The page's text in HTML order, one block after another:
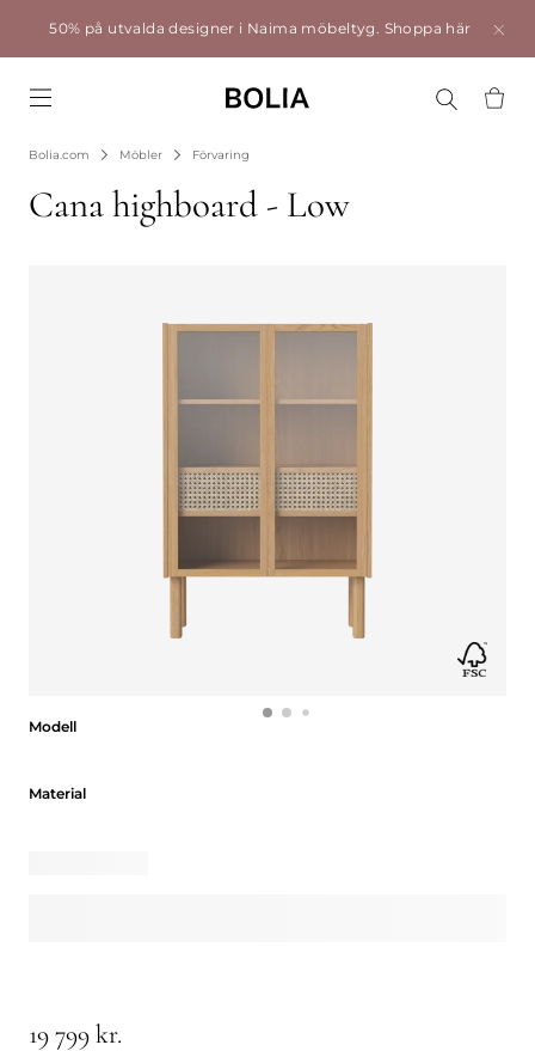
50% på utvalda designer i Naima möbeltyg. Shoppa här
Bolia.com Möbler Förvaring
Cana highboard - Low
Modell
Material
19 799 kr.